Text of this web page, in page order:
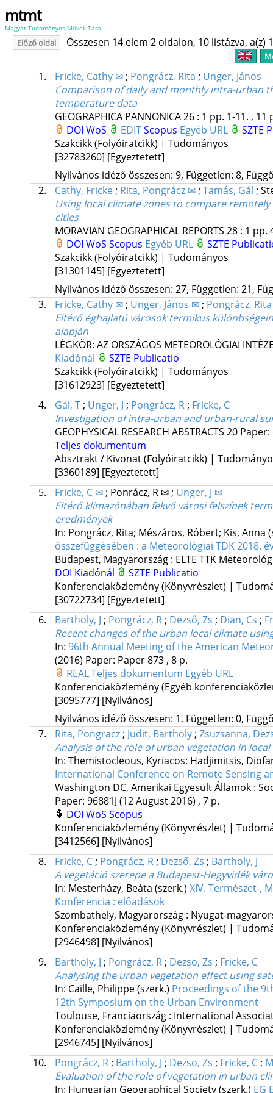
mtmt
Magyar Tudományos Művek Tára
Előző oldal Összesen 14 elem 2 oldalon, 10 listázva, a(z)
1. Fricke, Cathy ✉; Pongrácz, Rita ; Unger, János
Comparison of daily and monthly intra-urban
temperature data
GEOGRAPHICA PANNONICA26: 1 pp. 1-11. , 11
DOI WoS EDITScopus Egyéb URL
SZTE
Szakcikk (Folyóiratcikk) | Tudományos
[32783260] [Egyeztetett]
Nyilvános idéző összesen: 9, Független: 8,
2.
Cathy, Fricke; Rita, Pongrácz ✉; Tamás, Gál ;
Using local climate zones to compare
cities
MORAVIAN GEOGRAPHICAL REPORTS 28: 1 pp.
DOI WoS Scopus Egyéb URL
SZTE
Szakcikk (Folyóiratcikk) | Tudományos
[31301145] [Egyeztetett]
Nyilvános idéző összesen: 27, Független: 21,
3.
Fricke, Cathy ✉; Unger, János ✉; Pongrácz,
Eltérő éghajlatú városok termikus
alapján
LÉGKÖR: AZ ORSZÁGOS METEOROLÓGIAI
Kiadónál
SZTE Publicatio
Szakcikk (Folyóiratcikk) | Tudományos
[31612923] [Egyeztetett]
4.
Gál, T; Unger, J ; Pongrácz, R; Fricke, C
Investigation of intra-urban and urban-rural
GEOPHYSICAL RESEARCH ABSTRACTS 20
Teljes dokumentum
Absztrakt / Kivonat (Folyóiratcikk) |
[3360189] [Egyeztetett]
5.
Fricke, C ✉; Ponrácz, R ✉; Unger, J ✉
Eltérő klímazónában fekvő városi felszínek
eredmények
In: Pongrácz, Rita; Mészáros, Róbert; Kis, Anna
összefüggésében : a Meteorológiai TDK 2018.
Budapest, Magyarország : ELTE TTK
DOI Kiadónál
SZTE Publicatio
Konferenciaközlemény (Könyvrészlet) |
[30722734] [Egyeztetett]
6.
Bartholy, J ; Pongrácz, R; Dezső, Zs ; Dian, Cs ;
Recent changes of the urban local climate
In: 96th Annual Meeting of the American
(2016) Paper: Paper 873 , 8 p.
REALTeljes dokumentum Egyéb URL
Konferenciaközlemény (Egyéb
[3095777] [Nyilvános]
Nyilvános idéző összesen: 1, Független: 0,
7.
Rita, Pongracz; Judit, Bartholy; Zsuzsanna,
Analysis of the role of urban vegetation in
In: Themistocleous, Kyriacos; Hadjimitsis,
International Conference on Remote Sensing
Washington DC, Amerikai Egyesült Államok :
Paper: 96881J (12 August 2016) , 7 p.
DOI WoS Scopus
Konferenciaközlemény (Könyvrészlet) |
[3412566] [Nyilvános]
8.
Fricke, C; Pongrácz, R; Dezső, Zs ; Bartholy, J
A vegetáció szerepe a Budapest-Hegyvidék
In: Mesterházy, Beáta (szerk.) XIV. Természet-,
Konferencia : előadások
Szombathely, Magyarország : Nyugat-
Konferenciaközlemény (Könyvrészlet) |
[2946498] [Nyilvános]
9.
Bartholy, J ; Pongrácz, R; Dezso, Zs ; Fricke, C
Analysing the urban vegetation effect using
In: Caille, Philippe (szerk.) Proceedings of the
12th Symposium on the Urban Environment
Toulouse, Franciaország : International
Konferenciaközlemény (Könyvrészlet) |
[2946745] [Nyilvános]
10.
Pongrácz, R; Bartholy, J ; Dezso, Zs ; Fricke, C;
Evaluation of the role of vegetation in urban
In: Hungarian Geographical Society (szerk.) EG